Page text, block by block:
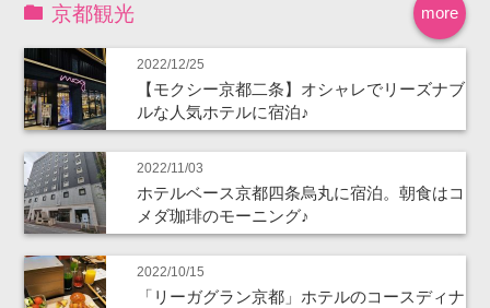
more
京都観光
2022/12/25
【モクシー京都二条】オシャレでリーズナブ
ルな人気ホテルに宿泊♪
2022/11/03
ホテルベース京都四条烏丸に宿泊。朝食はコ
メダ珈琲のモーニング♪
2022/10/15
「リーガグラン京都」ホテルのコースディナ